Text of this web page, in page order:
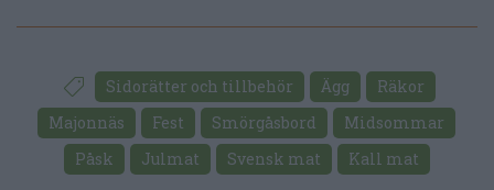
Sidorätter och tillbehör Ägg
Räkor
Majonnäs
Fest Smörgåsbord
Midsommar
Påsk
Julmat Svensk mat Kall mat